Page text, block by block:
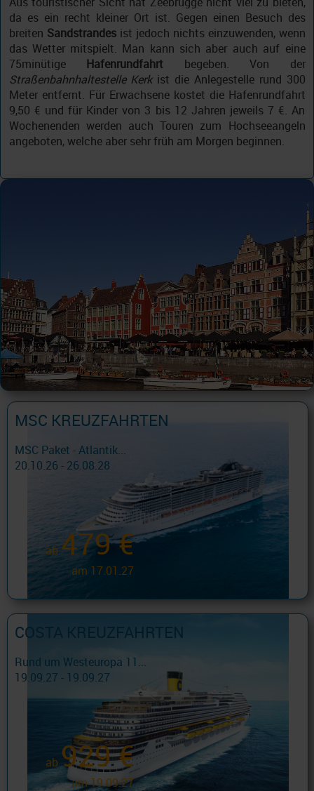
da es ein recht kleiner Ort ist. Gegen einen Besuch des
breiten Sandstrandes ist jedoch nichts einzuwenden, wenn
das Wetter mitspielt. Man kann sich aber auch auf eine
75minütige Hafenrundfahrt begeben. Von der
Straßenbahnhaltestelle Kerkist die Anlegestelle rund 300
Meter entfernt. Für Erwachsene kostet die Hafenrundfahrt
9,50 € und für Kinder von 3 bis 12 Jahren jeweils 7 €. An
Wochenenden werden auch Touren zum Hochseeangeln
angeboten, welche aber sehr früh am Morgen beginnen.
MSC KREUZFAHRTEN
MSC Paket - Atlantik...
20.10.26 - 26.08.28
ab479 €
am 17.01.27
COSTA KREUZFAHRTEN
Rund um Westeuropa 11...
19.09.27 - 19.09.27
ab 929 €
am 19.09.27